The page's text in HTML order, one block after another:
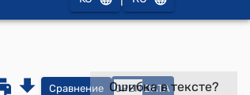
Сравнение OPEN DATA
Ошибка в тексте?